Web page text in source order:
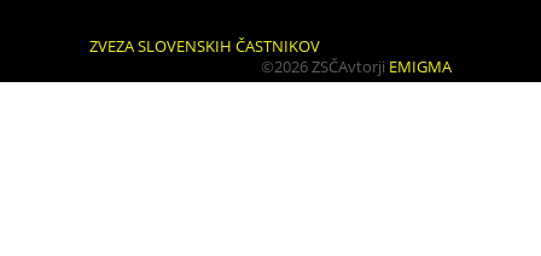
ZVEZA SLOVENSKIH ČASTNIKOV
©2026 ZSČAvtorji EMIGMA